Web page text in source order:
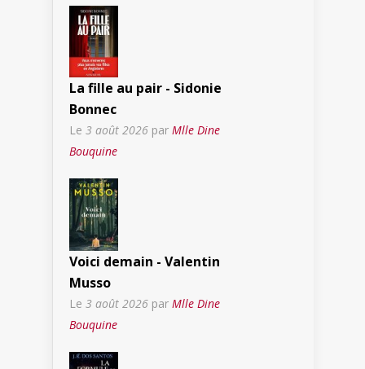
La fille au pair - Sidonie
Bonnec
Le 3 août 2026 par Mlle Dine
Bouquine
Voici demain - Valentin
Musso
Le 3 août 2026 par Mlle Dine
Bouquine